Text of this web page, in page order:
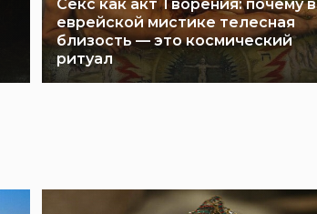
Секс как акт Творения: почему в
еврейской мистике телесная
близость — это космический
ритуал